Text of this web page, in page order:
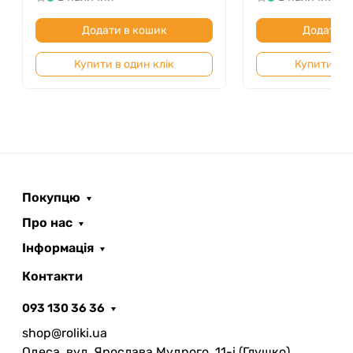
Додати в кошик
Купити в один клік
Додати
Купити в
Покупцю
Про нас
Інформація
Контакти
093 130 36 36
shop@roliki.ua